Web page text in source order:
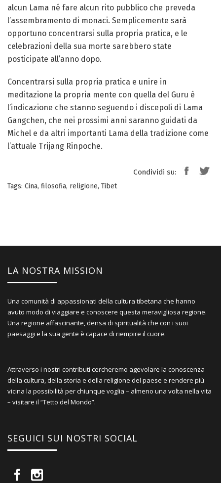
alcun Lama né fare alcun rito pubblico che preveda
l’assembramento di monaci. Semplicemente sarà
opportuno concentrarsi sulla propria pratica, e le
celebrazioni della sua morte sarebbero state
posticipate all’anno dopo.
Concentrarsi sulla propria pratica e unire in
meditazione la propria mente con quella del Guru è
l’indicazione che stanno seguendo i discepoli di Lama
Gangchen, che nei prossimi anni saranno guidati da
Michel e da altri importanti Lama della tradizione come
l’attuale Trijang Rinpoche.
Condividi su:
Tags: Cina, filosofia, religione, Tibet
LA NOSTRA MISSION
Una comunità di appassionati della cultura tibetana che hanno
avuto modo di viaggiare e conoscere questa meravigliosa regione.
Una regione affascinante, densa di spiritualità che con i suoi
paesaggi e la sua gente è capace di riempire il cuore.
Attraverso i nostri contributi cercheremo agevolare la conoscenza
della cultura, della storia e della religione del paese e rendere più
vicina la possibilità per chiunque voglia – almeno una volta nella vita
– visitare il “Tetto del Mondo”.
SEGUICI SUI NOSTRI SOCIAL